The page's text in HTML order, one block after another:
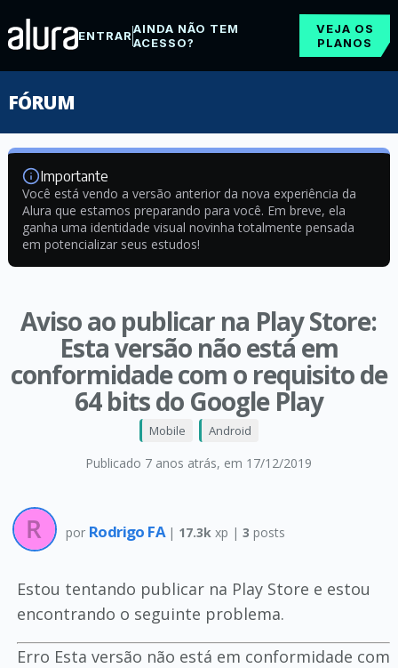
ENTRARAINDA NÃO TEM
ACESSO?
VEJA OS
PLANOS
FÓRUM
Importante
Você está vendo a versão anterior da nova experiência da
Alura que estamos preparando para você. Em breve, ela
ganha uma identidade visual novinha totalmente pensada
em potencializar seus estudos!
Aviso ao publicar na Play Store:
Esta versão não está em
conformidade com o requisito de
64 bits do Google Play
Publicado 7 anos atrás, em 17/12/2019
Mobile Android
por Rodrigo FA | 17.3k xp |3 posts
Estou tentando publicar na Play Store e estou
encontrando o seguinte problema.
Erro Esta versão não está em conformidade com